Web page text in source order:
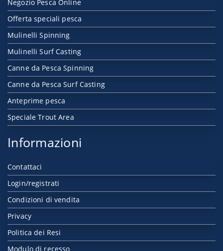
Negozio Pesca Online
Offerta speciali pesca
Mulinelli Spinning
Mulinelli Surf Casting
Canne da Pesca Spinning
Canne da Pesca Surf Casting
Anteprime pesca
Speciale Trout Area
Informazioni
Contattaci
Login/registrati
Condizioni di vendita
Privacy
Politica dei Resi
Modulo di recesso